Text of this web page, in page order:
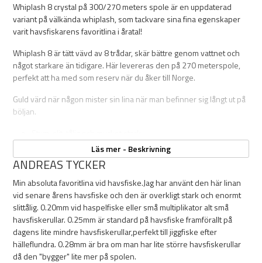
Whiplash 8 crystal på 300/270 meters spole är en uppdaterad
variant på välkända whiplash, som tackvare sina fina egenskaper
varit havsfiskarens favoritlina i åratal!
Whiplash 8 är tätt vävd av 8 trådar, skär bättre genom vattnet och
något starkare än tidigare. Här levereras den på 270 meterspole,
perfekt att ha med som reserv när du åker till Norge.
Guld värd när någon mister sin lina när man befinner sig långt ut på
böljan.
Brottstyrka:
0,20mm 300m 27,7kg
0,25mm 300m 39,7kg
0,28mm 270m 47,1kg
Läs mer - Beskrivning
ANDREAS TYCKER
Min absoluta favoritlina vid havsfiske.Jag har använt den här linan
vid senare årens havsfiske och den är overkligt stark och enormt
slittålig. 0.20mm vid haspelfiske eller små multiplikator alt små
havsfiskerullar. 0.25mm är standard på havsfiske framförallt på
dagens lite mindre havsfiskerullar,perfekt till jiggfiske efter
hälleflundra. 0.28mm är bra om man har lite större havsfiskerullar
då den "bygger" lite mer på spolen.